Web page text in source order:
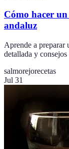
Cómo hacer
andaluz
Aprende a preparar
detallada y
salmorejorecetas
Jul 31